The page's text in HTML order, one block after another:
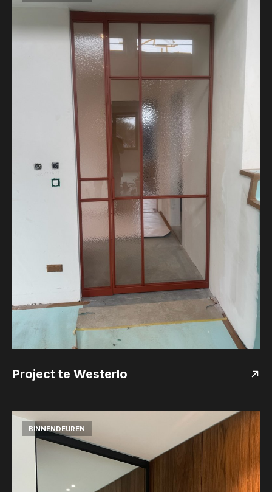
Project te Westerlo
BINNENDEUREN